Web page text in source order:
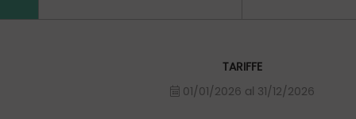
TARIFFE
01/01/2026 al 31/12/2026